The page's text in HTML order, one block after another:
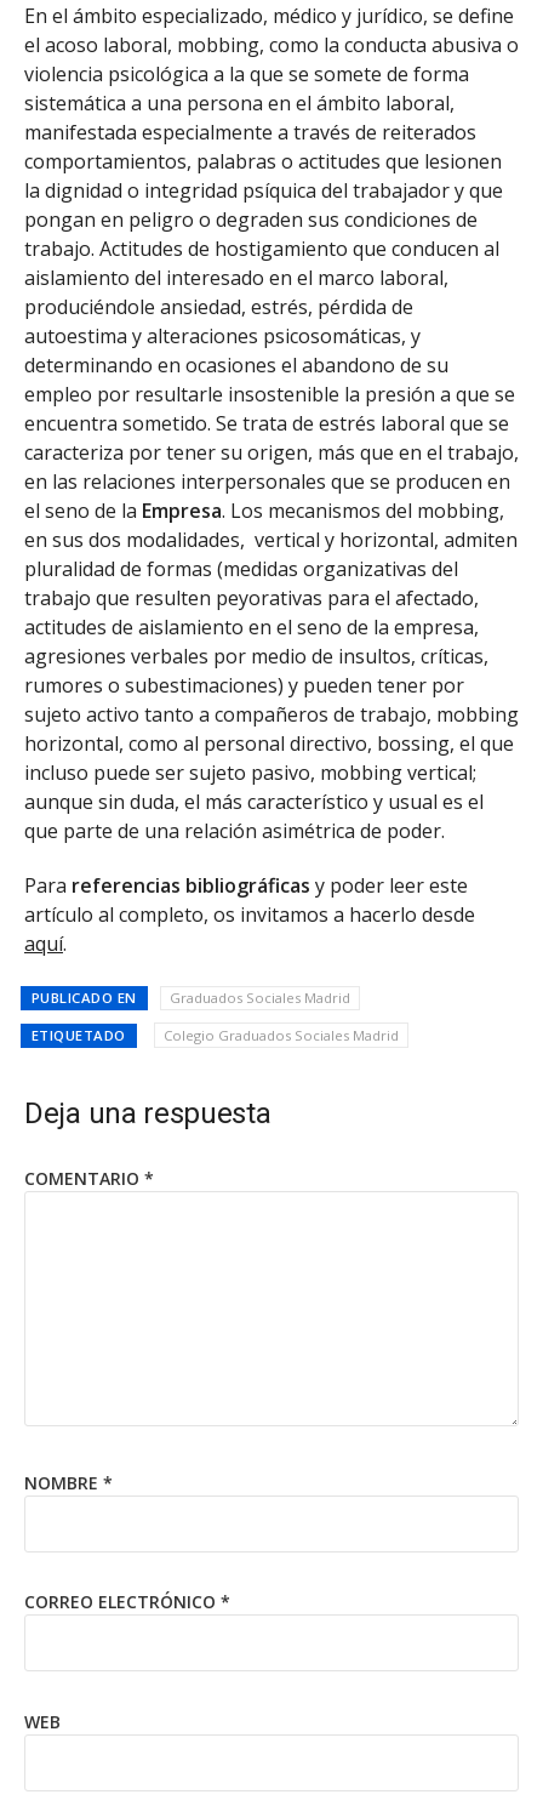
En el ámbito especializado, médico y jurídico, se define
el acoso laboral, mobbing, como la conducta abusiva o
violencia psicológica a la que se somete de forma
sistemática a una persona en el ámbito laboral,
manifestada especialmente a través de reiterados
comportamientos, palabras o actitudes que lesionen
la dignidad o integridad psíquica del trabajador y que
pongan en peligro o degraden sus condiciones de
trabajo. Actitudes de hostigamiento que conducen al
aislamiento del interesado en el marco laboral,
produciéndole ansiedad, estrés, pérdida de
autoestima y alteraciones psicosomáticas, y
determinando en ocasiones el abandono de su
empleo por resultarle insostenible la presión a que se
encuentra sometido. Se trata de estrés laboral que se
caracteriza por tener su origen, más que en el trabajo,
en las relaciones interpersonales que se producen en
el seno de la Empresa. Los mecanismos del mobbing,
en sus dos modalidades, vertical y horizontal, admiten
pluralidad de formas (medidas organizativas del
trabajo que resulten peyorativas para el afectado,
actitudes de aislamiento en el seno de la empresa,
agresiones verbales por medio de insultos, críticas,
rumores o subestimaciones) y pueden tener por
sujeto activo tanto a compañeros de trabajo, mobbing
horizontal, como al personal directivo, bossing, el que
incluso puede ser sujeto pasivo, mobbing vertical;
aunque sin duda, el más característico y usual es el
que parte de una relación asimétrica de poder.
Para referencias bibliográficas y poder leer este
artículo al completo, os invitamos a hacerlo desde
aquí.
PUBLICADO EN Graduados Sociales Madrid
ETIQUETADO Colegio Graduados Sociales Madrid
Deja una respuesta
COMENTARIO *
NOMBRE *
CORREO ELECTRÓNICO *
WEB